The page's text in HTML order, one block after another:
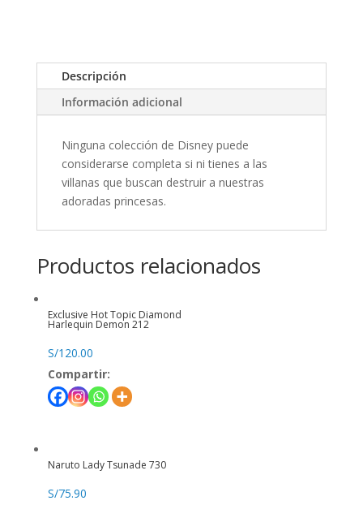
Descripción
Información adicional
Ninguna colección de Disney puede
considerarse completa si ni tienes a las
villanas que buscan destruir a nuestras
adoradas princesas.
Productos relacionados
Exclusive Hot Topic Diamond
Harlequin Demon 212
S/120.00
Compartir:
Naruto Lady Tsunade 730
S/75.90